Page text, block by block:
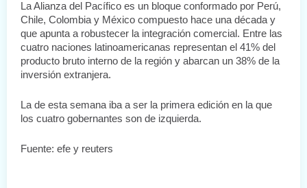
La Alianza del Pacífico es un bloque conformado por Perú,
Chile, Colombia y México compuesto hace una década y
que apunta a robustecer la integración comercial. Entre las
cuatro naciones latinoamericanas representan el 41% del
producto bruto interno de la región y abarcan un 38% de la
inversión extranjera.
La de esta semana iba a ser la primera edición en la que
los cuatro gobernantes son de izquierda.
Fuente: efe y reuters